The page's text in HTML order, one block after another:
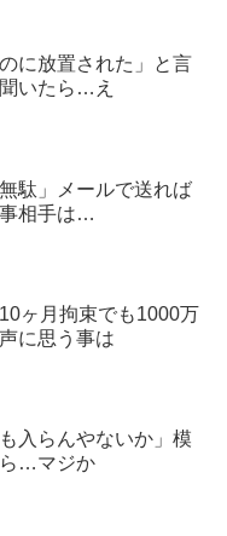
に放置された」と言
いたら…え
駄」メールで送れば
相手は…
ヶ月拘束でも1000万
に思う事は
入らんやないか」模
…マジか